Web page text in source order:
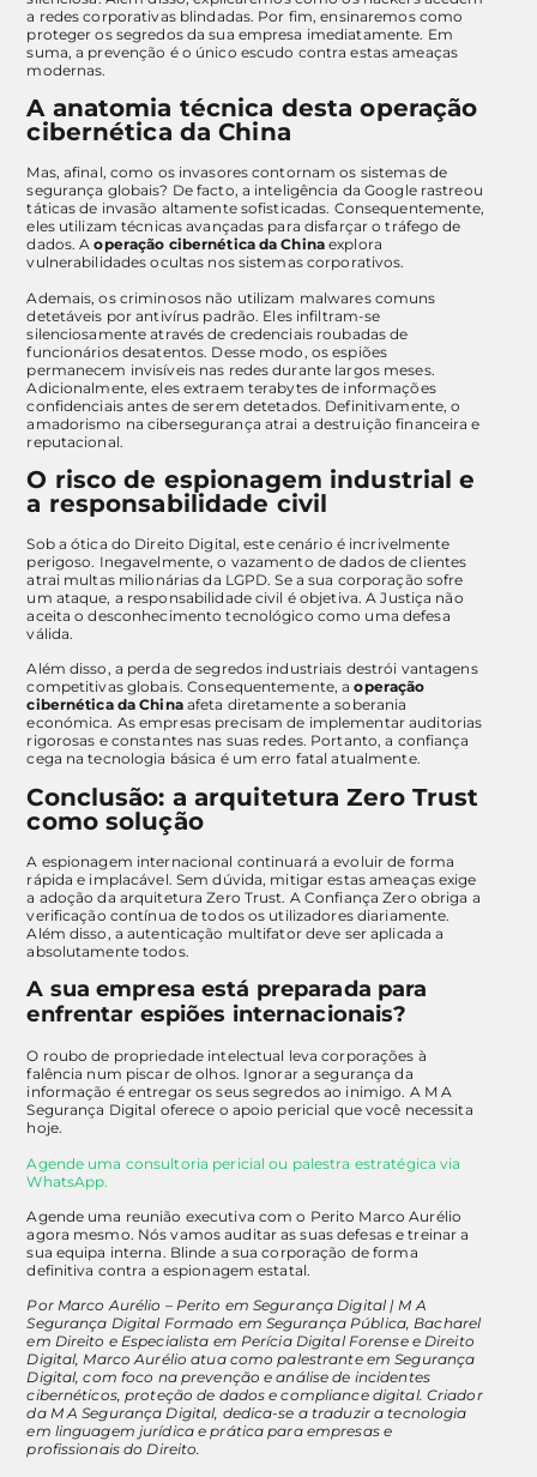
a redes corporativas blindadas. Por fim, ensinaremos como
proteger os segredos da sua empresa imediatamente. Em
suma, a prevenção é o único escudo contra estas ameaças
modernas.
A anatomia técnica desta operação
cibernética da China
Mas, afinal, como os invasores contornam os sistemas de
segurança globais? De facto, a inteligência da Google rastreou
táticas de invasão altamente sofisticadas. Consequentemente,
eles utilizam técnicas avançadas para disfarçar o tráfego de
dados. Aoperação cibernética da Chinaexplora
vulnerabilidades ocultas nos sistemas corporativos.
Ademais, os criminosos não utilizam malwares comuns
detetáveis por antivírus padrão. Eles infiltram-se
silenciosamente através de credenciais roubadas de
funcionários desatentos. Desse modo, os espiões
permanecem invisíveis nas redes durante largos meses.
Adicionalmente, eles extraem terabytes de informações
confidenciais antes de serem detetados. Definitivamente, o
amadorismo na cibersegurança atrai a destruição financeira e
reputacional.
O risco de espionagem industrial e
a responsabilidade civil
Sob a ótica do Direito Digital, este cenário é incrivelmente
perigoso. Inegavelmente, o vazamento de dados de clientes
atrai multas milionárias da LGPD. Se a sua corporação sofre
um ataque, a responsabilidade civil é objetiva. A Justiça não
aceita o desconhecimento tecnológico como uma defesa
válida.
Além disso, a perda de segredos industriais destrói vantagens
competitivas globais. Consequentemente, aoperação
cibernética da Chinaafeta diretamente a soberania
económica. As empresas precisam de implementar auditorias
rigorosas e constantes nas suas redes. Portanto, a confiança
cega na tecnologia básica é um erro fatal atualmente.
Conclusão: a arquitetura Zero Trust
como solução
A espionagem internacional continuará a evoluir de forma
rápida e implacável. Sem dúvida, mitigar estas ameaças exige
a adoção da arquitetura Zero Trust. A Confiança Zero obriga a
verificação contínua de todos os utilizadores diariamente.
Além disso, a autenticação multifator deve ser aplicada a
absolutamente todos.
A sua empresa está preparada para
enfrentar espiões internacionais?
O roubo de propriedade intelectual leva corporações à
falência num piscar de olhos. Ignorar a segurança da
informação é entregar os seus segredos ao inimigo. A M A
Segurança Digital oferece o apoio pericial que você necessita
hoje.
Agende uma consultoria pericial ou palestra estratégica via
WhatsApp.
Agende uma reunião executiva com o Perito Marco Aurélio
agora mesmo. Nós vamos auditar as suas defesas e treinar a
sua equipa interna. Blinde a sua corporação de forma
definitiva contra a espionagem estatal.
Por Marco Aurélio – Perito em Segurança Digital | M A
Segurança Digital Formado em Segurança Pública, Bacharel
em Direito e Especialista em Perícia Digital Forense e Direito
Digital, Marco Aurélio atua como palestrante em Segurança
Digital, com foco na prevenção e análise de incidentes
cibernéticos, proteção de dados e compliance digital. Criador
da M A Segurança Digital, dedica-se a traduzir a tecnologia
em linguagem jurídica e prática para empresas e
profissionais do Direito.